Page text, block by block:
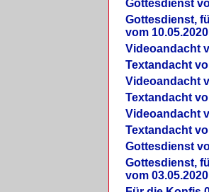
Gottesdienst
Gottesdienst,
vom 10.05.2020
Videoandacht
Textandacht
Videoandacht
Textandacht
Videoandacht
Textandacht
Gottesdienst
Gottesdienst,
vom 03.05.2020